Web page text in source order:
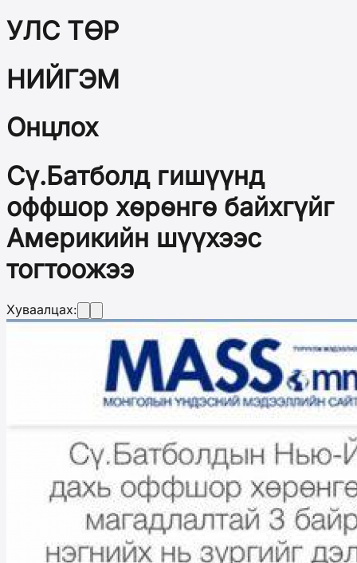
УЛС ТӨР
НИЙГЭМ
Онцлох
Сү.Батболд гишүүнд
оффшор хөрөнгө байхгүйг
Америкийн шүүхээс
тогтоожээ
Хуваалцах: